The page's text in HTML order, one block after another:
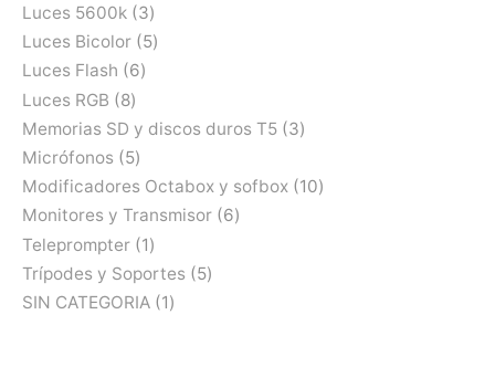
Luces 5600k 3
Luces Bicolor 5
Luces Flash
6
Luces RGB
8
Memorias SD y discos duros T5 3
Micrófonos
5
Modificadores Octabox y sofbox 10
Monitores y Transmisor 6
Teleprompter 1
Trípodes y Soportes
5
SIN CATEGORIA 1